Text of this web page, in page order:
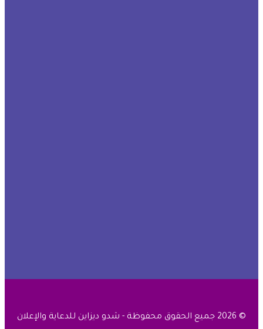
© 2026 جميع الحقوق محفوظة - شدو ديزاين للدعاية والإعلان